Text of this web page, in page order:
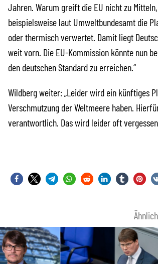
Jahren. Warum greift die EU nicht zu
beispielsweise laut Umweltbundesamt die
oder thermisch verwertet. Damit liegt
weit vorn. Die EU-Kommission könnte nun
den deutschen Standard zu erreichen.“
Wildberg weiter: „Leider wird ein künftiges
Verschmutzung der Weltmeere haben.
verantwortlich. Das wird leider oft